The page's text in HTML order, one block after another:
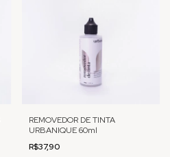
REMOVEDOR DE TINTA
URBANIQUE 60ml
R$37,90